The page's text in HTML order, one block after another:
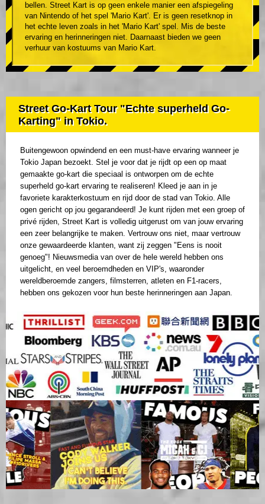
bellen. Street Kart is op geen enkele manier een afspiegeling
van Nintendo of het spel 'Mario Kart'. Er is geen resetknop in
het echte leven zoals in het 'Mario Kart' spel. Mis de beste
ervaring en herinneringen niet. Daarnaast bieden we geen
verhuur van kostuums van Mario Kart.
Street Go-Kart Tour "Echte superheld Go-
Karting" in Tokio.
Buitengewoon opwindend en een must-have ervaring wanneer je
Tokio Japan bezoekt. Stel je voor dat je rijdt op een op maat
gemaakte go-kart die speciaal is ontworpen om de echte
superheld go-kart ervaring te realiseren! Kleed je aan in je
favoriete karakterkostuum en rijd door de stad van Tokio. Alle
ogen gericht op jou gegarandeerd! Je kunt rijden met een groep of
privé rijden, Street Kart is volledig uitgerust om van jouw ervaring
een zeer belangrijke te maken. Vertrouw ons niet, maar vertrouw
onze gewaardeerde klanten, want zij zeggen "Eens is nooit
genoeg"! Nieuwsmedia van over de hele wereld hebben ons
uitgelicht, en veel beroemdheden en VIP's, waaronder
wereldberoemde zangers, filmsterren, atleten en F1-racers,
hebben ons gekozen voor hun beste herinneringen aan Japan.